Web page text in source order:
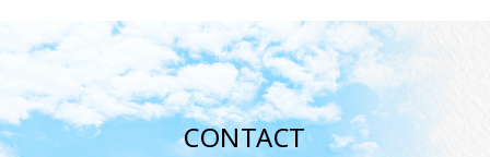
CONTACT